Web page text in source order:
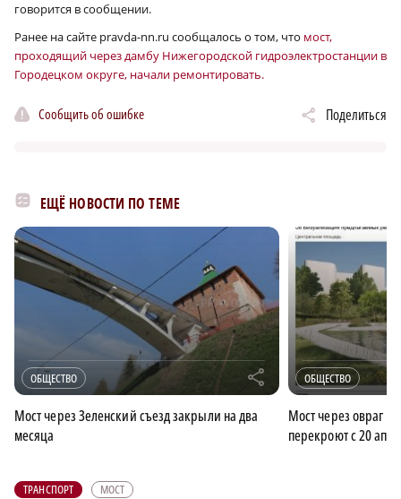
говорится в сообщении.
Ранее на сайте pravda-nn.ru сообщалось о том, что мост,
проходящий через дамбу Нижегородской гидроэлектростанции в
Городецком округе, начали ремонтировать.
Сообщить об ошибке Поделиться
ЕЩЁ НОВОСТИ ПО ТЕМЕ
ОБЩЕСТВО r
Мост через Зеленский съезд закрыли на два
месяца
ОБЩЕСТВО
Мост через овраг в
перекроют с 20
ТРАНСПОРТ МОСТ